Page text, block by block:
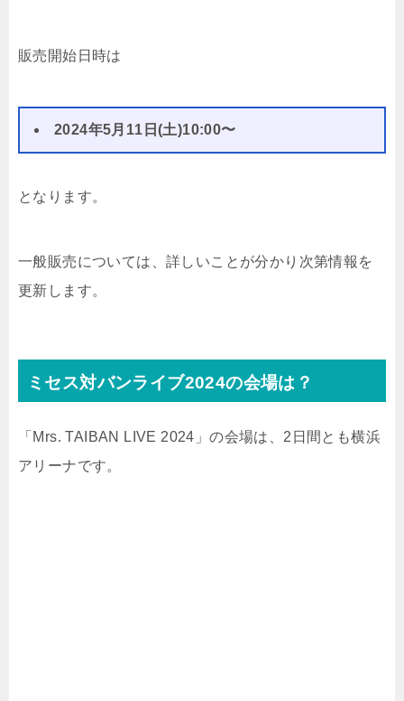
販売開始日時は
2024年5月11日(土)10:00〜
となります。
一般販売については、詳しいことが分かり次第情報を
更新します。
ミセス対バンライブ2024の会場は？
「Mrs. TAIBAN LIVE 2024」の会場は、2日間とも横浜
アリーナです。